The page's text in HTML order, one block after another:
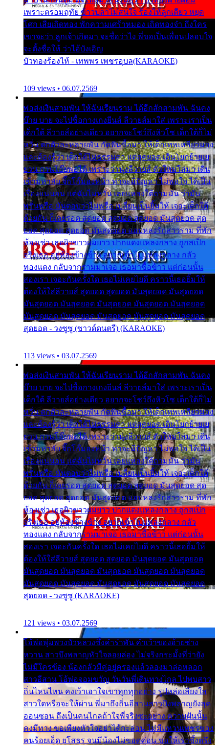
เพราะตรอมฤทัย ข้าวปลาไม่สนใจ ร้องไห้ลูกเดียว หยุด
โศก เสียเถิดทอง พักความเศร้าหมอง เถิดทองจ๋า ถึงใคร
เขาจะว่า ลูกเจ้าเกิดมา จะชื่อว่าไง พี่ขอเป็นเพื่อนปลอบใจ
จะตั้งชื่อให้ ว่าไอ้บังเอิญ
บัวทองร้องไห้ - เทพพร เพชรอุบล(KARAOKE)
109 views • 06.07.2569
พ่อส่งเงินสามพัน ให้ฉันเรียนราม ได้อีกสักสามพัน ฉันคง
บ๊าย บาย จะไปซื้อกางเกงยีนส์ ลีวายส์มาใส่ เพราะเราเป็น
เด็กใต้ ลีวายส์อย่างเดียว อยากจะโชว์ถึงหิวโซ เด็กใต้ก็ไม่
หวั่น ตกตัวละหลายพัน กัดฟันซื้อมา ให้เด็กเทพเหลียวมอง
และต้องรู้ว่า เด็กใต้ไม่ธรรมดา แต่สุดยอด เดินโยกย้ายเย
ยวน กวนโอ๊ยพอได้ เพราะว่านุ่งลีวายส์ ตัวใหม่ใส่มา เดิน
เข้ามหาลัย จิ๊กโก๊มองหน้า ท่าจะมีปัญหา ไม่พอใจ ได้เป็น
เรื่องแน่นอน แต่ฉันไม่หวั่น เลยแหลงใต้ถามมัน ว่ามัน
พรั่นพรือ มันตอบว่าไม่พรื่อ เปลี่ยนเป็นยิ้มให้ เจอะเด็กใต้
ด้วยกัน ก็เลยรอด สุดยอด สุดยอด สุดยอด มันสุดยอด สุด
ยอด สุดยอด สุดยอด มันสุดยอด แอบหลงรักสาวราม ที่พัก
ห้องเช่า เธอผิวขาวผมยาว ปากแดงแหลงกลาง ถูกสเป็ก
จริงเธอ อยู่ห้องข้างข้าง อยากเข้าไปแหลงกลาง กลัว
ทองแดง กลับจากรามมาเจอ เธอมาซื้อข้าว แต่ก่อนนั้น
สองเรา เจอะกันครั้งใด เธอไม่เคยไยดี คราวนี้เธอยิ้มให้
ต้องให้ใส่ลีวายส์ สุดยอด สุดยอด มันสุดยอด มันสุดยอด
มันสุดยอด มันสุดยอด มันสุดยอด มันสุดยอด มันสุดยอด
มันสุดยอด มันสุดยอด มันสุดยอด มันสุดยอด มันสุดยอด
สุดยอด - วงซูซู (ซาวด์ดนตรี) (KARAOKE)
113 views • 03.07.2569
พ่อส่งเงินสามพัน ให้ฉันเรียนราม ได้อีกสักสามพัน ฉันคง
บ๊าย บาย จะไปซื้อกางเกงยีนส์ ลีวายส์มาใส่ เพราะเราเป็น
เด็กใต้ ลีวายส์อย่างเดียว อยากจะโชว์ถึงหิวโซ เด็กใต้ก็ไม่
หวั่น ตกตัวละหลายพัน กัดฟันซื้อมา ให้เด็กเทพเหลียวมอง
และต้องรู้ว่า เด็กใต้ไม่ธรรมดา แต่สุดยอด เดินโยกย้ายเย
ยวน กวนโอ๊ยพอได้ เพราะว่านุ่งลีวายส์ ตัวใหม่ใส่มา เดิน
เข้ามหาลัย จิ๊กโก๊มองหน้า ท่าจะมีปัญหา ไม่พอใจ ได้เป็น
เรื่องแน่นอน แต่ฉันไม่หวั่น เลยแหลงใต้ถามมัน ว่ามัน
พรั่นพรือ มันตอบว่าไม่พรื่อ เปลี่ยนเป็นยิ้มให้ เจอะเด็กใต้
ด้วยกัน ก็เลยรอด สุดยอด สุดยอด สุดยอด มันสุดยอด สุด
ยอด สุดยอด สุดยอด มันสุดยอด แอบหลงรักสาวราม ที่พัก
ห้องเช่า เธอผิวขาวผมยาว ปากแดงแหลงกลาง ถูกสเป็ก
จริงเธอ อยู่ห้องข้างข้าง อยากเข้าไปแหลงกลาง กลัว
ทองแดง กลับจากรามมาเจอ เธอมาซื้อข้าว แต่ก่อนนั้น
สองเรา เจอะกันครั้งใด เธอไม่เคยไยดี คราวนี้เธอยิ้มให้
ต้องให้ใส่ลีวายส์ สุดยอด สุดยอด มันสุดยอด มันสุดยอด
มันสุดยอด มันสุดยอด มันสุดยอด มันสุดยอด มันสุดยอด
มันสุดยอด มันสุดยอด มันสุดยอด มันสุดยอด มันสุดยอด
สุดยอด - วงซูซู (KARAOKE)
121 views • 03.07.2569
โอ้พ่อพุ่มพวงบัวหลวงซึ้งคำรำพัน คำเว้าของอ้ายช่าง
หวาน สาวบึงพลาญหัวใจลอยล่อง ไม่จริงกระมั้งที่ว่ายัง
ไม่มีใครข้อง น้องกลัวมีคู่อยู่ครองแล้วลองมาล่อหลอก
สาวอีสาน โอ้พ่อจอมขวัญ วันวันพี่เดินทางไกล ไปพบสาว
ถิ่นไหนไหน คงเว้าเอาใจเขาทุกทุกอย่าง รูปหล่อเสียงใส
สาวใดหรือจะให้ผ่าน พี่มาถึงถิ่นอีสานสาวบึงพลาญยังสุด
ออนซอน ถึงเป็นคนไกลถ้าใจพี่จริงซะอย่าง ความฝันนั้น
คงมีทาง ขอเพียงหัวใจอย่าได้กะล่อน ไม่มีแหวนเพชรของ
คนร้อยเอ็ด ยโสธร จนมีน้องไม่ขอดค่อน ขอให้เราซึ้งตรึง